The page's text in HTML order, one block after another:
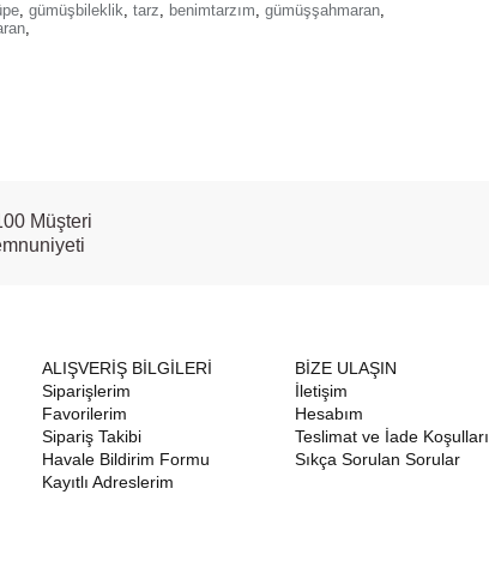
, gümüşbileklik, tarz, benimtarzım, gümüşşahmaran,
,
Müşteri
ALIŞVERİŞ BİLGİLERİ
Siparişlerim
Favorilerim
Sipariş Takibi
Havale Bildirim Formu
Kayıtlı Adreslerim
BİZE ULAŞIN
İletişim
Hesabım
Teslimat ve İade Koşulları
Sıkça Sorulan Sorular